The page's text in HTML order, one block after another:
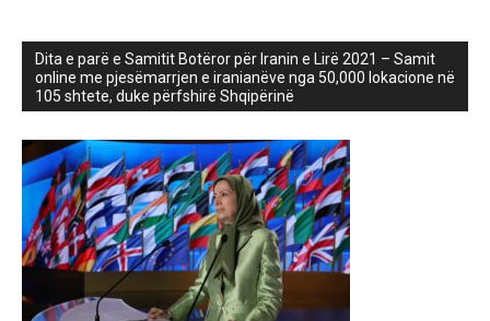
Dita e parë e Samitit Botëror për Iranin e Lirë 2021 – Samit
online me pjesëmarrjen e iranianëve nga 50,000 lokacione në
105 shtete, duke përfshirë Shqipërinë